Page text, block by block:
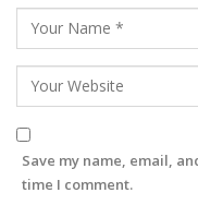
Save my name, email,
time I comment.